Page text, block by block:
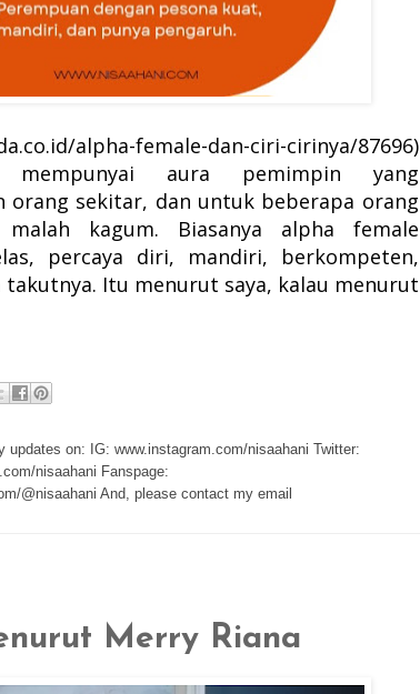
alpha-female-dan-ciri-cirinya/87696)
aura pemimpin yang
orang sekitar, dan untuk beberapa orang
kagum. Biasanya alpha female
percaya diri, mandiri, berkompeten,
Itu menurut saya, kalau menurut
on: IG: www.instagram.com/nisaahani Twitter:
nisaahani Fanspage:
@nisaahani And, please contact my email
Merry Riana